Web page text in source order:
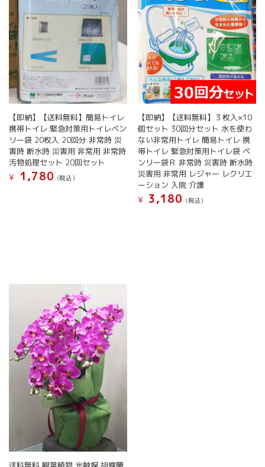
【即納】【送料無料】簡易トイレ
携帯トイレ 緊急対策用トイレベン
リー袋 20枚入 20回分 非常時 災
害時 断水時 災害用 非常用 非常時
汚物処理セット 20回セット
¥
1,780 (税込）
【即納】【送料無料】３枚入×10
個セット 30回分セット 水を使わ
ない非常用トイレ 簡易トイレ 携
帯トイレ 緊急対策用トイレ袋 ベ
ンリー袋Ｒ 非常時 災害時 断水時
災害用 非常用 レジャー レクリエ
ーション 入院 介護
¥
3,180 (税込）